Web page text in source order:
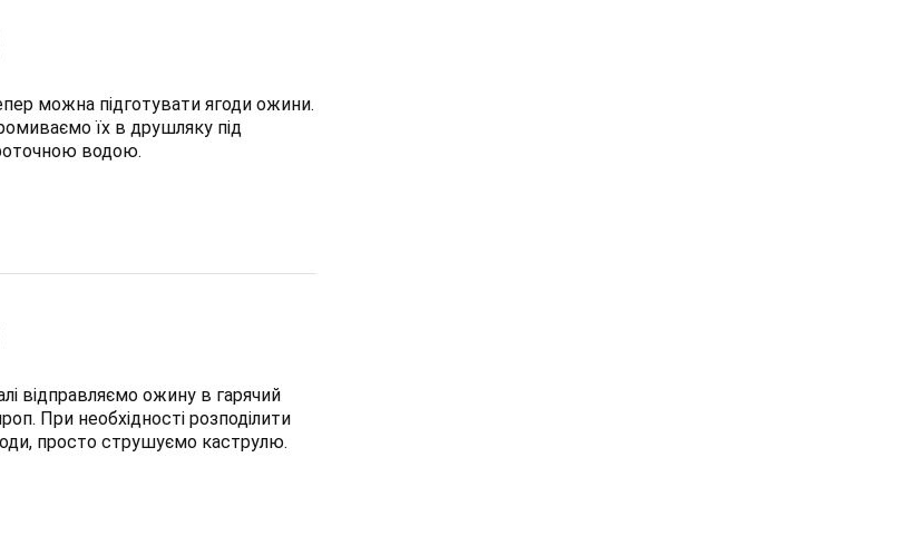
можна підготувати ягоди ожини.
їх в друшляку під
водою.
відправляємо ожину в гарячий
При необхідності розподілити
просто струшуємо каструлю.